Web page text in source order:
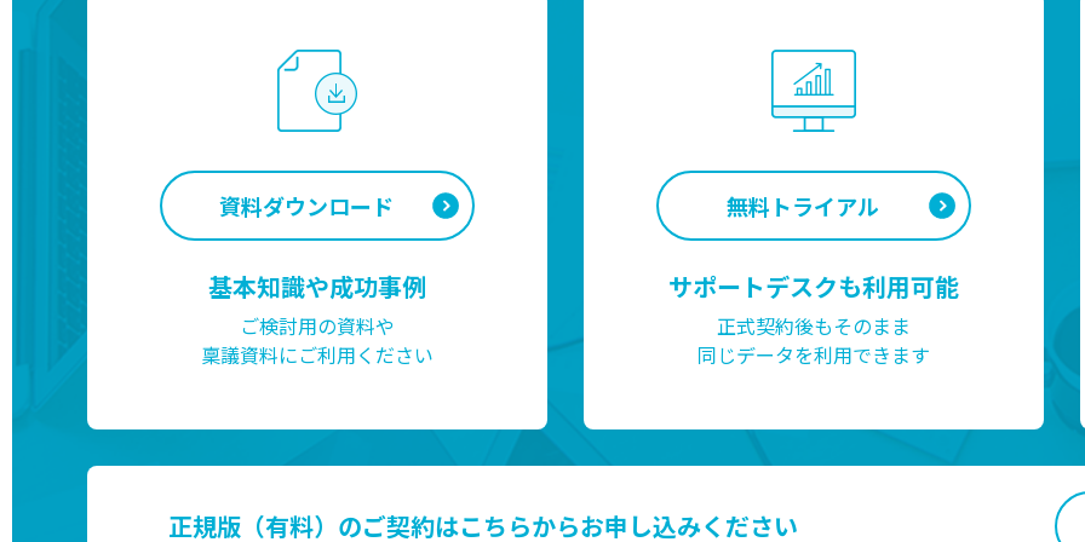
資料ダウンロード
基本知識や成功事例
ご検討用の資料や
稟議資料にご利用ください
無料トライアル
サポートデスクも利用可能
正式契約後もそのまま
同じデータを利用できます
正規版（有料）のご契約はこちらからお申し込みください